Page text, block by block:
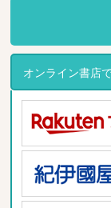
オンライン書店